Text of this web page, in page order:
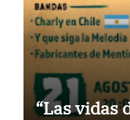
“Las vidas